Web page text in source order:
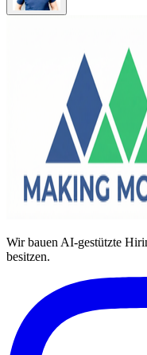
Wir bauen AI-gestützte
besitzen.